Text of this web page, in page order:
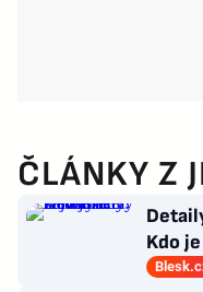
ČLÁNKY Z
Kdo